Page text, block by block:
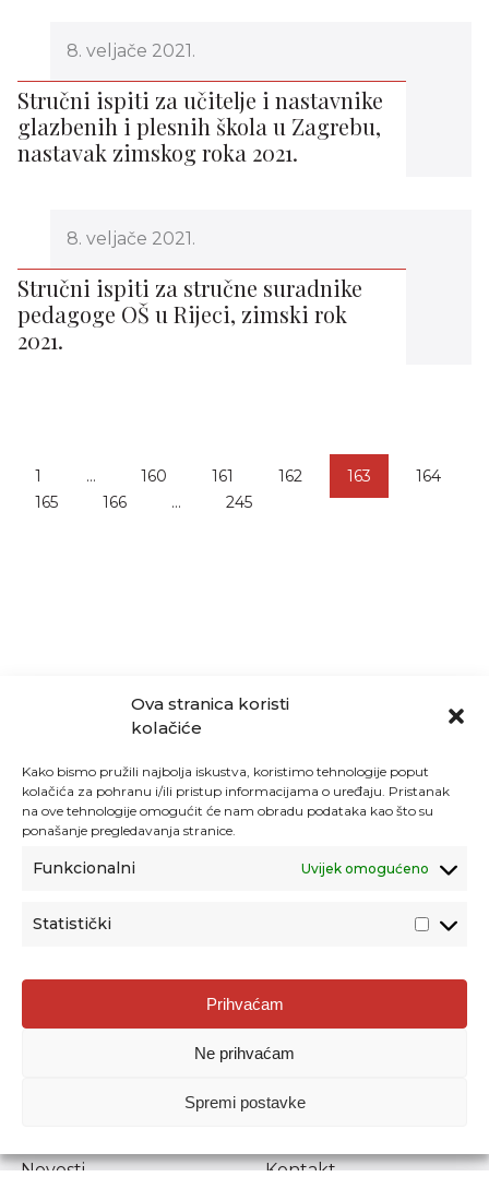
Ova stranica koristi
kolačiće
Kako bismo pružili najbolja iskustva, koristimo tehnologije poput
kolačića za pohranu i/ili pristup informacijama o uređaju. Pristanak
na ove tehnologije omogućit će nam obradu podataka kao što su
ponašanje pregledavanja stranice.
Funkcionalni Uvijek omogućeno
Statistički
Prihvaćam
Ne prihvaćam
Spremi postavke
8. veljače 2021.
Stručni ispiti za učitelje i nastavnike
glazbenih i plesnih škola u Zagrebu,
nastavak zimskog roka 2021.
8. veljače 2021.
Stručni ispiti za stručne suradnike
pedagoge OŠ u Rijeci, zimski rok
2021.
1 … 160 161 162 163
164
165
166 … 245
Agencija za odgoj i obrazovanje
Donje Svetice 38, 10000 Zagreb
1778129
Prenošenje sadržaja dopušteno je uz navođenje izvora.
Novosti Kontakt